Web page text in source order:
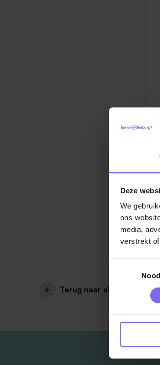
Deze
We
ons
media,
verstrekt
Terug naar alle items